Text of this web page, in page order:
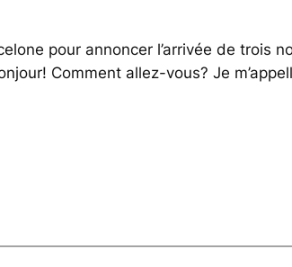
pour annoncer l’arrivée de trois
Comment allez-vous? Je